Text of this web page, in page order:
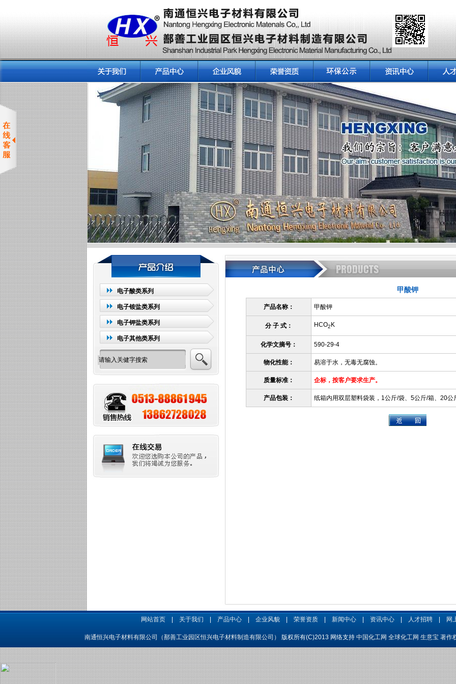
电子酸类系列
电子铵盐类系列
电子钾盐类系列
电子其他类系列
甲酸钾
产品名称： 甲酸钾
分 子 式： HCO2 K
化学文摘号： 590-29-4
物化性能： 易溶于水，无毒无腐蚀。
质量标准： 企标，按客户要求生产。
产品包装： 纸箱内用双层塑料袋装，1公斤/袋、5公斤/箱、20公
网站首页| 关于我们 产品中心| 企业风貌| 荣誉资质| 新闻中心| 资讯中心| 人才招聘| 网
南通恒兴电子材料有限公司（鄯善工业园区恒兴电子材料制造有限公司） 版权所有(C)2013 网络支持 中国化工网 全球化工网 生意宝 著作